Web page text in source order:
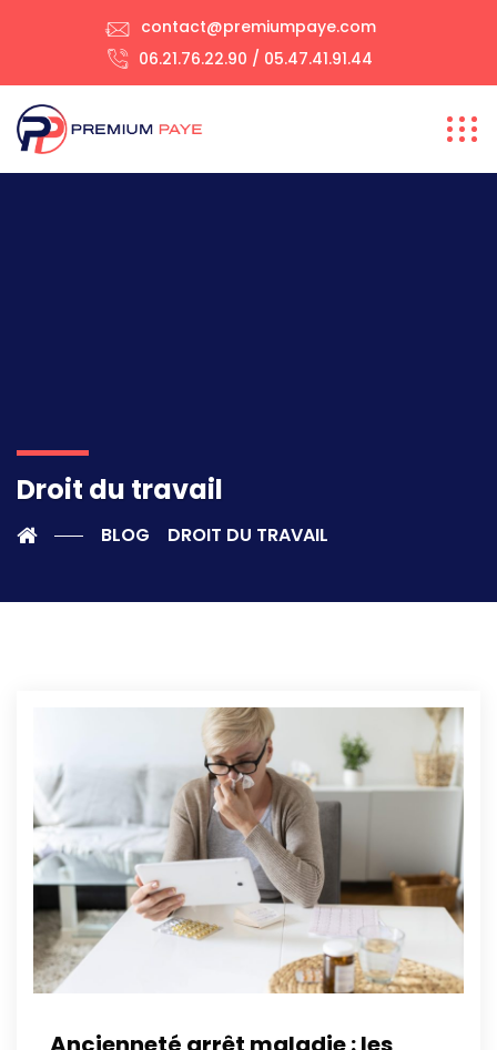
contact@premiumpaye.com
06.21.76.22.90 / 05.47.41.91.44
Droit du travail
BLOG DROIT DU TRAVAIL